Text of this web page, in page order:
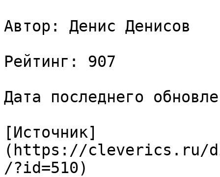
Автор: Денис Денисов
Рейтинг: 907
Дата последнего
[Источник]
(https://cleverics.ru/
/?id=510)